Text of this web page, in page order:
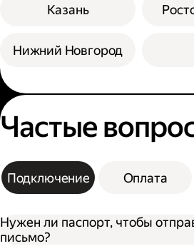
Казань
Нижний Новгород
Частые
Подключение Оплата
Нужен ли паспорт, чтобы
письмо?